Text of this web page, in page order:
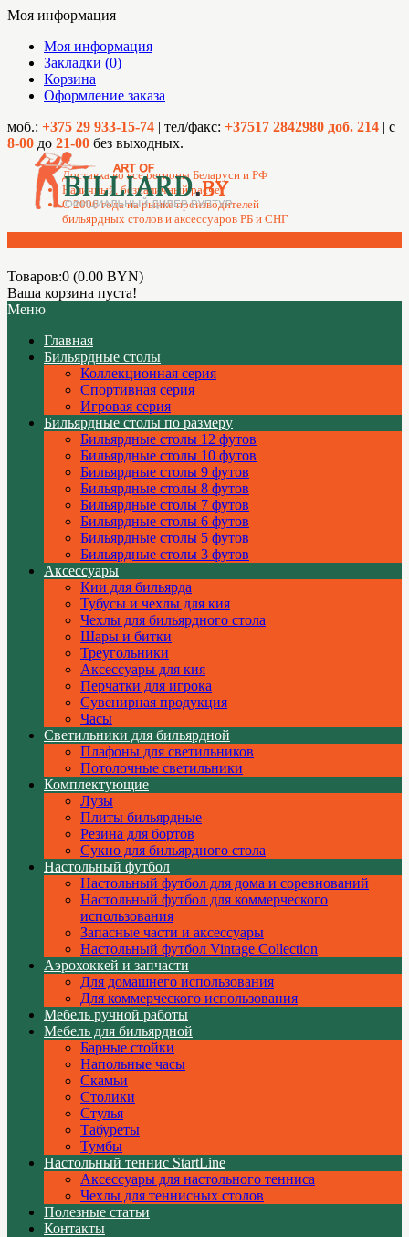
Моя информация
Моя информация
Закладки (0)
Корзина
Оформление заказа
моб.: +375 29 933-15-74 | тел/факс: +37517 2842980 доб. 214 | с
8-00 до 21-00 без выходных.
Доставка во все регионы Беларуси и РФ
Наличный, безналичный расчет
C 2006 года на рынке производителей
бильярдных столов и аксессуаров РБ и СНГ
Товаров:0 (0.00 BYN)
Ваша корзина пуста!
Меню
Главная
Бильярдные столы
Коллекционная серия
Спортивная серия
Игровая серия
Бильярдные столы по размеру
Бильярдные столы 12 футов
Бильярдные столы 10 футов
Бильярдные столы 9 футов
Бильярдные столы 8 футов
Бильярдные столы 7 футов
Бильярдные столы 6 футов
Бильярдные столы 5 футов
Бильярдные столы 3 футов
Аксессуары
Кии для бильярда
Тубусы и чехлы для кия
Чехлы для бильярдного стола
Шары и битки
Треугольники
Аксессуары для кия
Перчатки для игрока
Сувенирная продукция
Часы
Светильники для бильярдной
Плафоны для светильников
Потолочные светильники
Комплектующие
Лузы
Плиты бильярдные
Резина для бортов
Сукно для бильярдного стола
Настольный футбол
Настольный футбол для дома и соревнований
Настольный футбол для коммерческого
использования
Запасные части и аксессуары
Настольный футбол Vintage Collection
Аэрохоккей и запчасти
Для домашнего использования
Для коммерческого использования
Мебель ручной работы
Мебель для бильярдной
Барные стойки
Напольные часы
Скамьи
Столики
Стулья
Табуреты
Тумбы
Настольный теннис StartLine
Аксессуары для настольного тенниса
Чехлы для теннисных столов
Полезные статьи
Контакты